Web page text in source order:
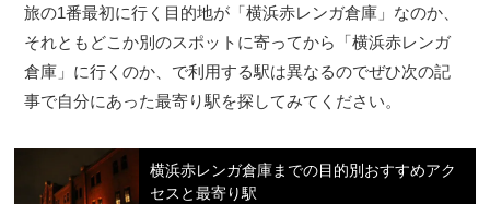
旅の1番最初に行く目的地が「横浜赤レンガ倉庫」なのか、
それともどこか別のスポットに寄ってから「横浜赤レンガ
倉庫」に行くのか、で利用する駅は異なるのでぜひ次の記
事で自分にあった最寄り駅を探してみてください。
横浜赤レンガ倉庫までの目的別おすすめアク
セスと最寄り駅